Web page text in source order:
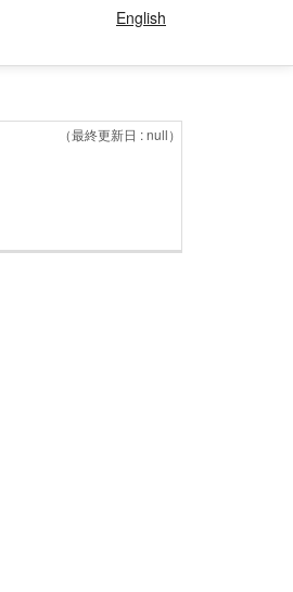
English
（最終更新日 : null）